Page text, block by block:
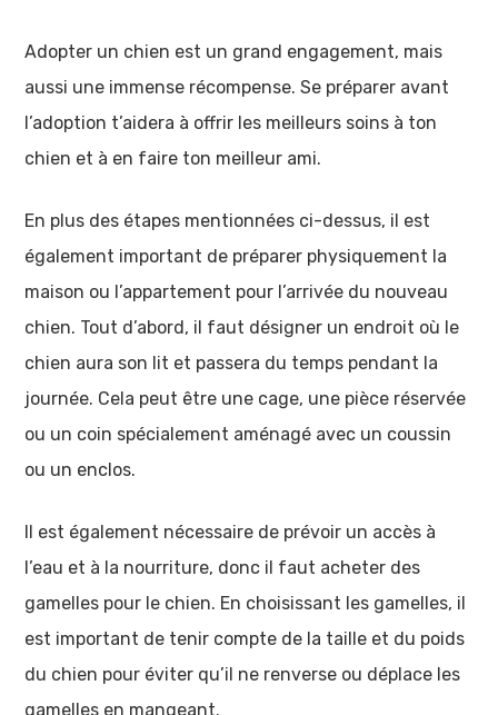
Adopter un chien est un grand engagement, mais
aussi une immense récompense. Se préparer avant
l’adoption t’aidera à offrir les meilleurs soins à ton
chien et à en faire ton meilleur ami.
En plus des étapes mentionnées ci-dessus, il est
également important de préparer physiquement la
maison ou l’appartement pour l’arrivée du nouveau
chien. Tout d’abord, il faut désigner un endroit où le
chien aura son lit et passera du temps pendant la
journée. Cela peut être une cage, une pièce réservée
ou un coin spécialement aménagé avec un coussin
ou un enclos.
Il est également nécessaire de prévoir un accès à
l’eau et à la nourriture, donc il faut acheter des
gamelles pour le chien. En choisissant les gamelles, il
est important de tenir compte de la taille et du poids
du chien pour éviter qu’il ne renverse ou déplace les
gamelles en mangeant.